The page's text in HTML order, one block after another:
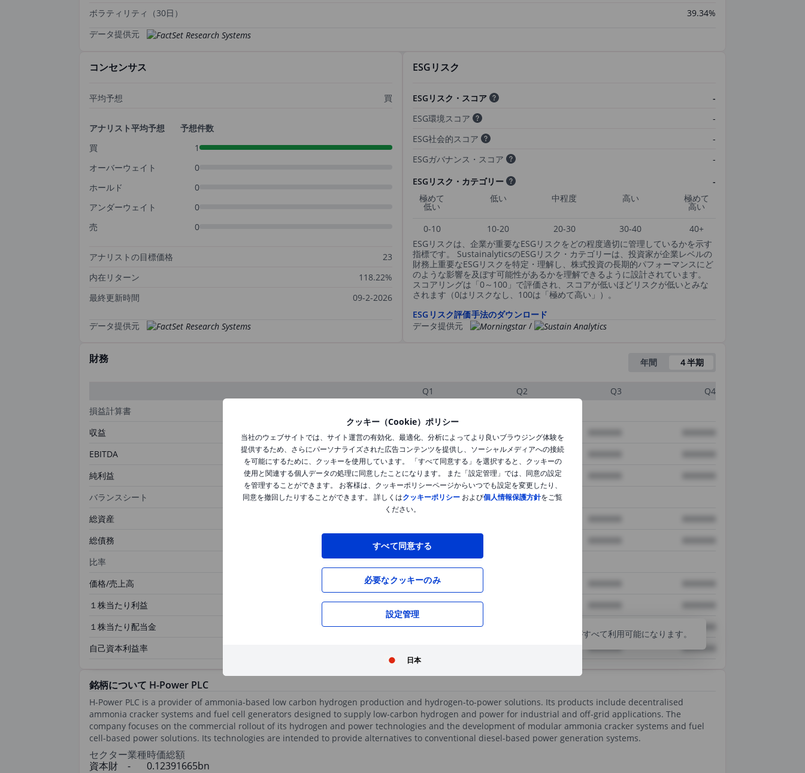
クッキー（Cookie）ポリシー
当社のウェブサイトでは、サイト運営の有効化、最適化、分析によってより良いブラウジング体験を
提供するため、さらにパーソナライズされた広告コンテンツを提供し、ソーシャルメディアへの接続
を可能にするために、クッキーを使用しています。 「すべて同意する」を選択すると、クッキーの
使用と関連する個人データの処理に同意したことになります。 また「設定管理」では、同意の設定
を管理することができます。 お客様は、クッキーポリシーページからいつでも設定を変更したり、
同意を撤回したりすることができます。 詳しくはクッキーポリシー および個人情報保護方針をご覧
ください。
すべて同意する
必要なクッキーのみ
設定管理
日本
ボラティリティ（30日）
39.34%
データ提供元
コンセンサス
平均予想 買
アナリスト平均予想
予想件数
買
1
オーバーウェイト
0
ホールド
0
アンダーウェイト
0
売
0
アナリストの目標価格
23
内在リターン
118.22%
最終更新時間
09-2-2026
データ提供元
ESGリスク
ESGリスク・スコア
-
ESG環境スコア
-
ESG社会的スコア
-
ESGガバナンス・スコア
-
ESGリスク・カテゴリー
-
極めて
低い
低い 中程度 高い 極めて
高い
0-10
10-20 20-30 30-40
40+
ESGリスクは、企業が重要なESGリスクをどの程度適切に管理しているかを示す
指標です。 SustainalyticsのESGリスク・カテゴリーは、投資家が企業レベルの
財務上重要なESGリスクを特定・理解し、株式投資の長期的パフォーマンスにど
のような影響を及ぼす可能性があるかを理解できるように設計されています。
スコアリングは「0～100」で評価され、スコアが低いほどリスクが低いとみな
されます（0はリスクなし、100は「極めて高い」）。
ESGリスク評価手法のダウンロード
データ提供元
/
財務 年間 ４半期
Q1 Q2 Q3
Q4
損益計算書
収益
XXXXXXX XXXXXXX
EBITDA
XXXXXXX XXXXXXX
純利益
XXXXXXX XXXXXXX
バランスシート
総資産
総債務
XXXXXXX
比率
価格/売上高
XXXXXXX
１株当たり利益
XXXXXXX
１株当たり配当金
XXXXXXX
自己資本利益率
XXXXXXX XXXXXXX
で、高機能チャートや優れた分析ツールがすべて利用可能になります。
銘柄について H-Power PLC
H-Power PLC is a provider of ammonia-based low carbon hydrogen production and hydrogen-to-power solutions. Its products include decentralised
ammonia cracker systems and fuel cell generators designed to supply low-carbon hydrogen and power for industrial and off-grid applications. The
company focuses on the commercial rollout of its hydrogen and power technologies and the development of modular ammonia cracker systems and fuel
cell-based power solutions. Its technologies are intended to provide alternatives to conventional diesel-based power generation systems.
セクター
資本財
業種
-
時価総額
0.12391665bn